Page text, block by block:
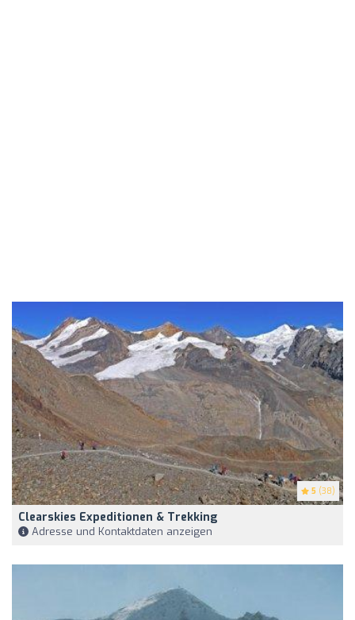
5 (38)
Clearskies Expeditionen & Trekking
Adresse und Kontaktdaten anzeigen